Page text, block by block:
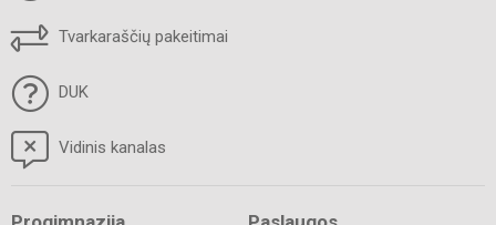
Tvarkaraščių pakeitimai
DUK
Vidinis kanalas